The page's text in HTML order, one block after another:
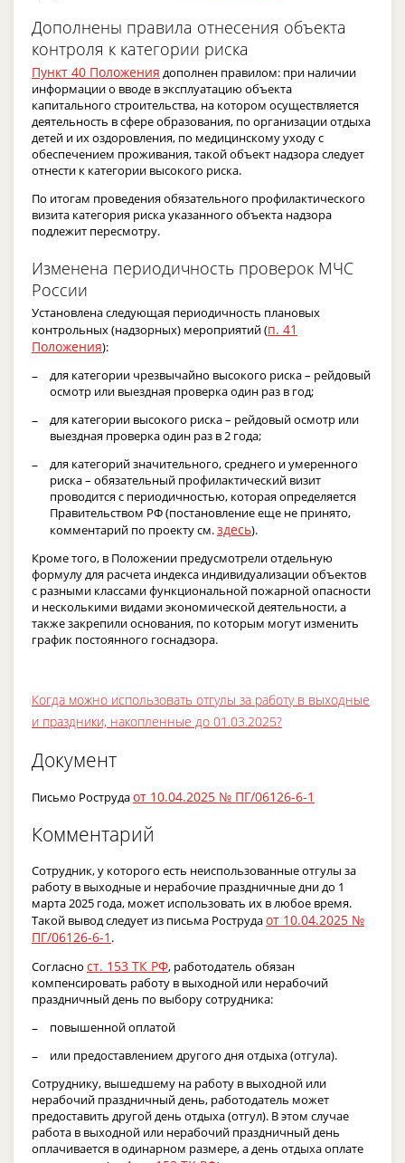
Дополнены правила отнесения объекта
контроля к категории риска
Пункт 40 Положения дополнен правилом: при наличии
информации о вводе в эксплуатацию объекта
капитального строительства, на котором осуществляется
деятельность в сфере образования, по организации отдыха
детей и их оздоровления, по медицинскому уходу с
обеспечением проживания, такой объект надзора следует
отнести к категории высокого риска.
По итогам проведения обязательного профилактического
визита категория риска указанного объекта надзора
подлежит пересмотру.
Изменена периодичность проверок МЧС
России
Установлена следующая периодичность плановых
контрольных (надзорных) мероприятий (п. 41
Положения):
для категории чрезвычайно высокого риска – рейдовый
осмотр или выездная проверка один раз в год;
для категории высокого риска – рейдовый осмотр или
выездная проверка один раз в 2 года;
для категорий значительного, среднего и умеренного
риска – обязательный профилактический визит
проводится с периодичностью, которая определяется
Правительством РФ (постановление еще не принято,
комментарий по проекту см.здесь).
Кроме того, в Положении предусмотрели отдельную
формулу для расчета индекса индивидуализации объектов
с разными классами функциональной пожарной опасности
и несколькими видами экономической деятельности, а
также закрепили основания, по которым могут изменить
график постоянного госнадзора.
Когда можно использовать отгулы за работу в выходные
и праздники, накопленные до 01.03.2025?
Документ
Письмо Рострудаот 10.04.2025 № ПГ/06126-6-1
Комментарий
Сотрудник, у которого есть неиспользованные отгулы за
работу в выходные и нерабочие праздничные дни до 1
марта 2025 года, может использовать их в любое время.
Такой вывод следует из письма Рострудаот 10.04.2025 №
ПГ/06126-6-1 .
Согласно ст. 153 ТК РФ, работодатель обязан
компенсировать работу в выходной или нерабочий
праздничный день по выбору сотрудника:
повышенной оплатой
или предоставлением другого дня отдыха (отгула).
Сотруднику, вышедшему на работу в выходной или
нерабочий праздничный день, работодатель может
предоставить другой день отдыха (отгул). В этом случае
работа в выходной или нерабочий праздничный день
оплачивается в одинарном размере, а день отдыха оплате